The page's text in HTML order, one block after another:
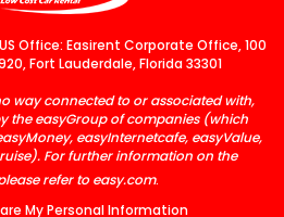
Office: Easirent Corporate Office, 100
Fort Lauderdale, Florida 33301
way connected to or associated with,
the easyGroup of companies (which
easyInternetcafe, easyValue,
For further information on the
refer toeasy.com.
My Personal Information